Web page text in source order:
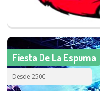
Fiesta De La Espuma
Desde 250€